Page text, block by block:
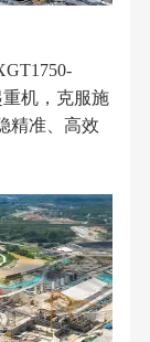
重机，克服施
精准、高效